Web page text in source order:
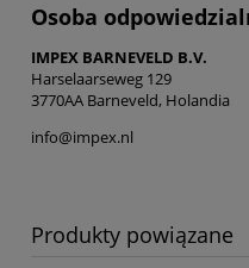
Osoba
IMPEX BARNEVELD B.V.
Harselaarseweg 129
3770AA Barneveld, Holandia
info@impex.nl
Produkty powiązane